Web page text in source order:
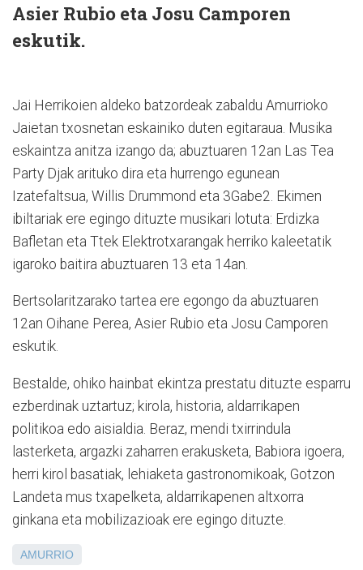
Asier Rubio eta Josu Camporen
eskutik.
Jai Herrikoien aldeko batzordeak zabaldu Amurrioko
Jaietan txosnetan eskainiko duten egitaraua. Musika
eskaintza anitza izango da; abuztuaren 12an Las Tea
Party Djak arituko dira eta hurrengo egunean
Izatefaltsua, Willis Drummond eta 3Gabe2. Ekimen
ibiltariak ere egingo dituzte musikari lotuta: Erdizka
Bafletan eta Ttek Elektrotxarangak herriko kaleetatik
igaroko baitira abuztuaren 13 eta 14an.
Bertsolaritzarako tartea ere egongo da abuztuaren
12an Oihane Perea, Asier Rubio eta Josu Camporen
eskutik.
Bestalde, ohiko hainbat ekintza prestatu dituzte esparru
ezberdinak uztartuz; kirola, historia, aldarrikapen
politikoa edo aisialdia. Beraz, mendi txirrindula
lasterketa, argazki zaharren erakusketa, Babiora igoera,
herri kirol basatiak, lehiaketa gastronomikoak, Gotzon
Landeta mus txapelketa, aldarrikapenen altxorra
ginkana eta mobilizazioak ere egingo dituzte.
AMURRIO